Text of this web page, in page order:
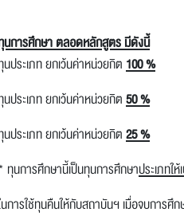
นการศึกษา ตลอดหลักสูตร มีดังนี้
นประเภท ยกเว้นค่าหน่วยกิต 100 %
นประเภท ยกเว้นค่าหน่วยกิต50 %
นประเภท ยกเว้นค่าหน่วยกิต25 %
ทุนการศึกษานี้เป็นทุนการศึกษาประเภทให้
การใช้ทุนคืนให้กับสถาบันฯ เมื่อจบการศึก